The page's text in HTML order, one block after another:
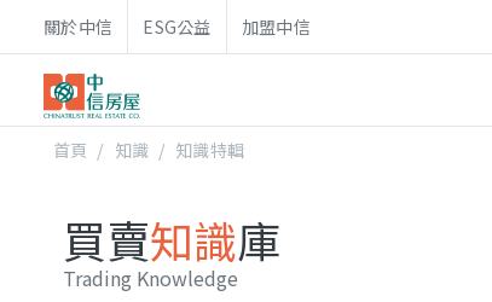
關於中信 ESG公益 加盟中信
首頁 知識 知識特輯
買賣知識庫
Trading Knowledge